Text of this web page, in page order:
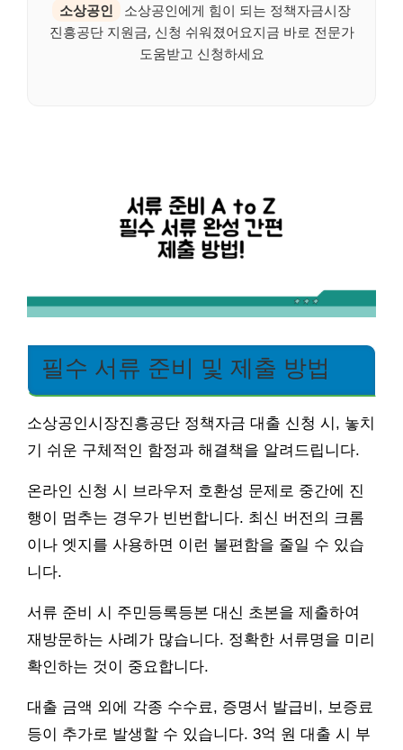
소상공인
소상공인에게 힘이 되는 정책자금시장
진흥공단 지원금, 신청 쉬워졌어요지금 바로 전문가
도움받고 신청하세요
필수 서류 준비 및 제출 방법
소상공인시장진흥공단 정책자금 대출 신청 시, 놓치
기 쉬운 구체적인 함정과 해결책을 알려드립니다.
온라인 신청 시 브라우저 호환성 문제로 중간에 진
행이 멈추는 경우가 빈번합니다. 최신 버전의 크롬
이나 엣지를 사용하면 이런 불편함을 줄일 수 있습
니다.
서류 준비 시 주민등록등본 대신 초본을 제출하여
재방문하는 사례가 많습니다. 정확한 서류명을 미리
확인하는 것이 중요합니다.
대출 금액 외에 각종 수수료, 증명서 발급비, 보증료
등이 추가로 발생할 수 있습니다. 3억 원 대출 시 부